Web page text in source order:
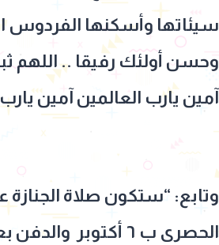
سيئاتها وأسكنها الفردوس
وحسن أولئك رفيقا .. اللهم
آمين يارب العالمين آمين
وتابع: “ستكون صلاة
الحصرى ب ٦